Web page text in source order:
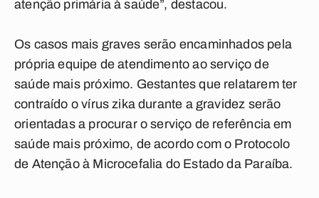
atenção primária à saúde”, destacou.
Os casos mais graves serão encaminhados pela
própria equipe de atendimento ao serviço de
saúde mais próximo. Gestantes que relatarem ter
contraído o vírus zika durante a gravidez serão
orientadas a procurar o serviço de referência em
saúde mais próximo, de acordo com o Protocolo
de Atenção à Microcefalia do Estado da Paraíba.